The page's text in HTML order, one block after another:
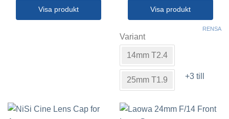
Visa produkt Visa produkt
här
produkten
har
flera
varianter.
De
alternativen
Variant
14mm T2.4
25mm T1.9 +3 till
RENSA